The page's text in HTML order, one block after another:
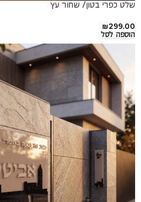
שלט כפרי בטון/ שחור עץ
₪299.00
הוספה לסל